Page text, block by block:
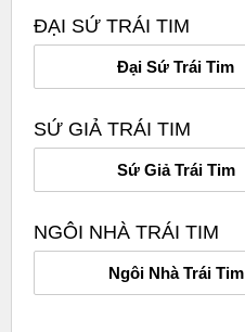
ĐẠI SỨ TRÁI TIM
Đại Sứ Trái Tim
SỨ GIẢ TRÁI TIM
Sứ Giả Trái Tim
NGÔI NHÀ TRÁI TIM
Ngôi Nhà Trái Tim